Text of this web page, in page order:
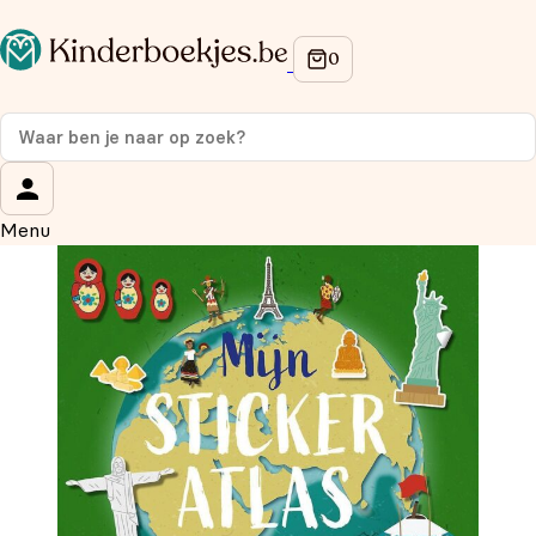
Menu
Op de hoogte blijven van onze acties?
Meld je aan voor onze nieuwsbrief en ontvang
korting
Wat is je voornaam?
Wat is je e-mailadres?
Aanmelden
We gebruiken je gegevens om contact op te nemen, in
overeenstemming met onsprivacybeleid.